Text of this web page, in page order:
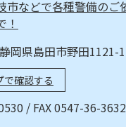
岡県島田市野田1121-1
確認する
/ FAX 0547-36-3632